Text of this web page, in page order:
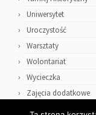
Uniwersytet
Uroczystość
Warsztaty
Wolontariat
Wycieczka
Zajęcia dodatkowe